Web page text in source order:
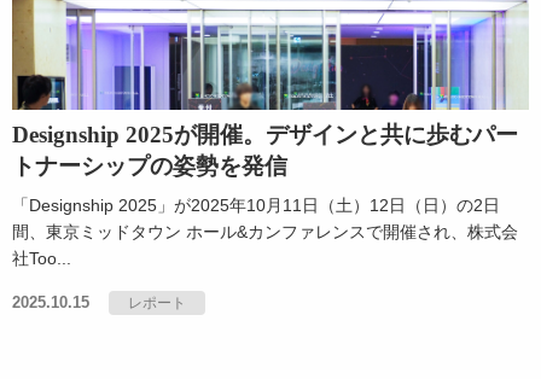
Designship 2025が開催。デザインと共に歩むパー
トナーシップの姿勢を発信
「Designship 2025」が2025年10月11日（土）12日（日）の2日
間、東京ミッドタウン ホール&カンファレンスで開催され、株式会
社Too...
2025.10.15 レポート